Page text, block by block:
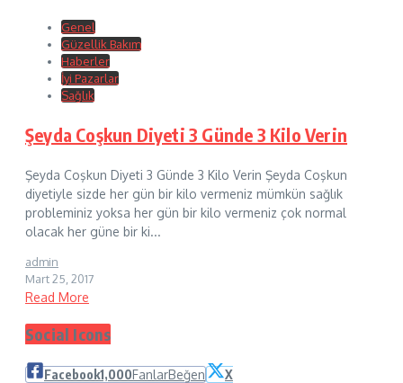
Genel
Güzellik Bakım
Haberler
İyi Pazarlar
Sağlık
Şeyda Coşkun Diyeti 3 Günde 3 Kilo Verin
Şeyda Coşkun Diyeti 3 Günde 3 Kilo Verin Şeyda Coşkun
diyetiyle sizde her gün bir kilo vermeniz mümkün sağlık
probleminiz yoksa her gün bir kilo vermeniz çok normal
olacak her güne bir ki...
admin
Mart 25, 2017
Read More
Social Icons
Facebook1,000FanlarBeğen
X